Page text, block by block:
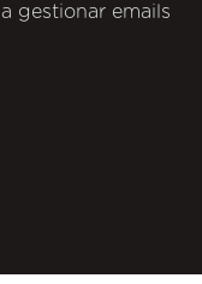
gestionar emails